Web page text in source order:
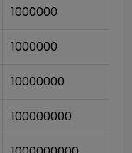
1000000
1000000
10000000
100000000